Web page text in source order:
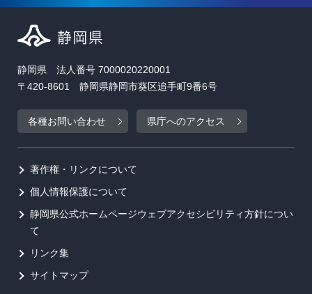
静岡県 法人番号 7000020220001
〒420-8601 静岡県静岡市葵区追手町9番6号
各種お問い合わせ 県庁へのアクセス
著作権・リンクについて
個人情報保護について
静岡県公式ホームページウェブアクセシビリティ方針につい
て
リンク集
サイトマップ